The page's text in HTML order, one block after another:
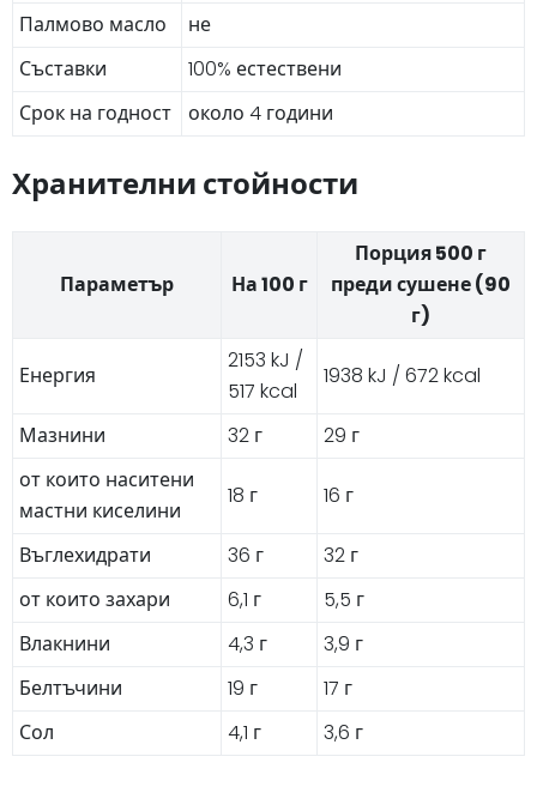
Палмово масло
не
Съставки
100% естествени
Срок на годност
около 4 години
Хранителни стойности
Параметър На 100 г
Порция 500 г
преди сушене (90
г)
Енергия
2153 kJ /
517 kcal
1938 kJ / 672 kcal
Мазнини 32 г
29 г
от които наситени
мастни киселини
18 г 16 г
Въглехидрати 36 г
32 г
от които захари
6,1 г
5,5 г
Влакнини
4,3 г
3,9 г
Белтъчини
19 г
17 г
Сол
4,1 г 3,6 г